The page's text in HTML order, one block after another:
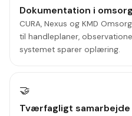
Dokumentation i
CURA, Nexus og KMD
til handleplaner,
systemet sparer oplæring.
🤝
Tværfagligt samarbejde